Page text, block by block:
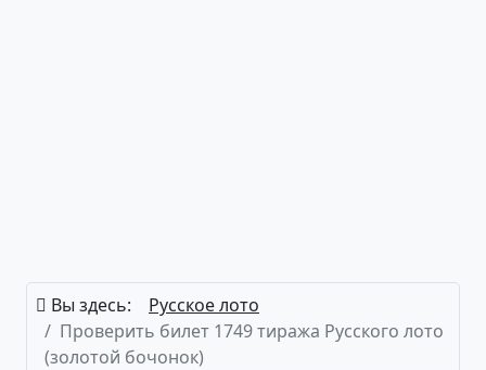
Вы здесь:
Русское лото
Проверить билет 1749 тиража Русского лото
(золотой бочонок)